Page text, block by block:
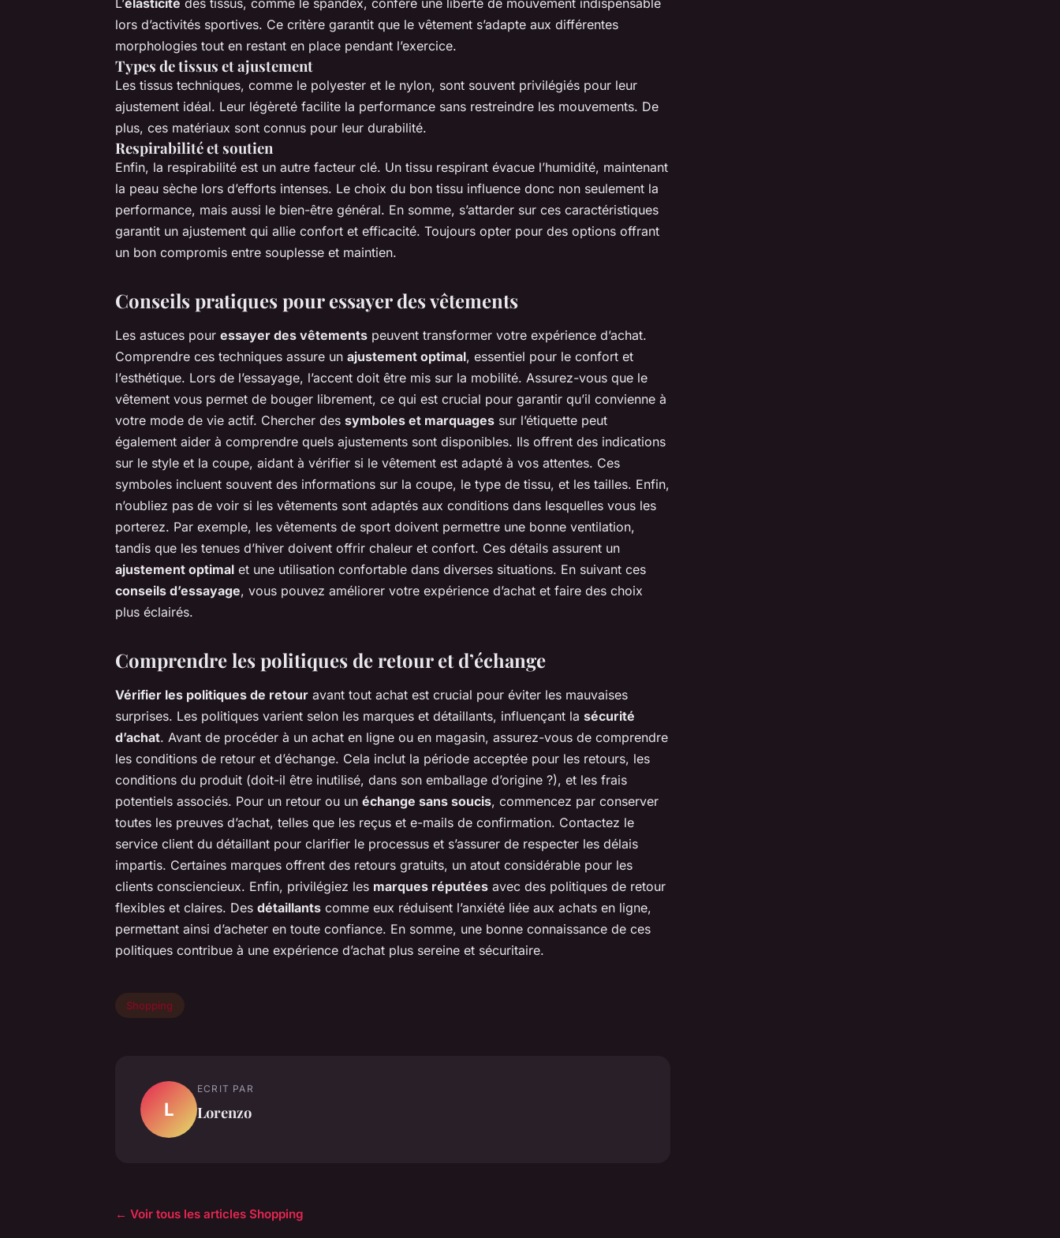
lors d’activités sportives. Ce critère garantit que le vêtement s’adapte aux différentes
morphologies tout en restant en place pendant l’exercice.
Types de tissus et ajustement
Les tissus techniques, comme le polyester et le nylon, sont souvent privilégiés pour leur
ajustement idéal. Leur légèreté facilite la performance sans restreindre les mouvements. De
plus, ces matériaux sont connus pour leur durabilité.
Respirabilité et soutien
Enfin, la respirabilité est un autre facteur clé. Un tissu respirant évacue l’humidité, maintenant
la peau sèche lors d’efforts intenses. Le choix du bon tissu influence donc non seulement la
performance, mais aussi le bien-être général. En somme, s’attarder sur ces caractéristiques
garantit un ajustement qui allie confort et efficacité. Toujours opter pour des options offrant
un bon compromis entre souplesse et maintien.
Conseils pratiques pour essayer des vêtements
Les astuces pour essayer des vêtements peuvent transformer votre expérience d’achat.
Comprendre ces techniques assure un ajustement optimal, essentiel pour le confort et
l’esthétique. Lors de l’essayage, l’accent doit être mis sur la mobilité. Assurez-vous que le
vêtement vous permet de bouger librement, ce qui est crucial pour garantir qu’il convienne à
votre mode de vie actif. Chercher des symboles et marquages sur l’étiquette peut
également aider à comprendre quels ajustements sont disponibles. Ils offrent des indications
sur le style et la coupe, aidant à vérifier si le vêtement est adapté à vos attentes. Ces
symboles incluent souvent des informations sur la coupe, le type de tissu, et les tailles. Enfin,
n’oubliez pas de voir si les vêtements sont adaptés aux conditions dans lesquelles vous les
porterez. Par exemple, les vêtements de sport doivent permettre une bonne ventilation,
tandis que les tenues d’hiver doivent offrir chaleur et confort. Ces détails assurent un
ajustement optimal et une utilisation confortable dans diverses situations. En suivant ces
conseils d’essayage, vous pouvez améliorer votre expérience d’achat et faire des choix
plus éclairés.
Comprendre les politiques de retour et d’échange
Vérifier les politiques de retour avant tout achat est crucial pour éviter les mauvaises
surprises. Les politiques varient selon les marques et détaillants, influençant la sécurité
d’achat. Avant de procéder à un achat en ligne ou en magasin, assurez-vous de comprendre
les conditions de retour et d’échange. Cela inclut la période acceptée pour les retours, les
conditions du produit (doit-il être inutilisé, dans son emballage d’origine ?), et les frais
potentiels associés. Pour un retour ou un échange sans soucis, commencez par conserver
toutes les preuves d’achat, telles que les reçus et e-mails de confirmation. Contactez le
service client du détaillant pour clarifier le processus et s’assurer de respecter les délais
impartis. Certaines marques offrent des retours gratuits, un atout considérable pour les
clients consciencieux. Enfin, privilégiez les marques réputées avec des politiques de retour
flexibles et claires. Des détaillants comme eux réduisent l’anxiété liée aux achats en ligne,
permettant ainsi d’acheter en toute confiance. En somme, une bonne connaissance de ces
politiques contribue à une expérience d’achat plus sereine et sécuritaire.
Shopping
L
ECRIT PAR
Lorenzo
← Voir tous les articles Shopping